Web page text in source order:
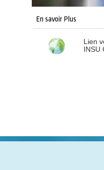
En savoir Plus
Lien
INSU